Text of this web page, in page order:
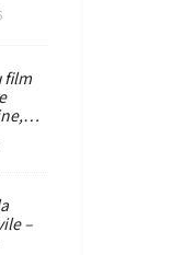
film
–